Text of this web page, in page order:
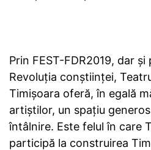
Prin FEST-FDR2019, dar
Revoluția conștiinței,
Timișoara oferă, în egală
artiștilor, un spațiu
întâlnire. Este felul în care
participă la construirea